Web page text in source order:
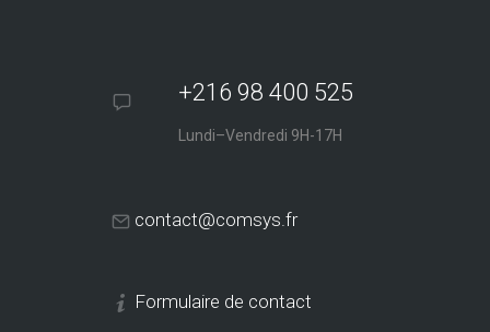
+216 98 400 525
Lundi–Vendredi 9H-17H
contact@comsys.fr
Formulaire de contact